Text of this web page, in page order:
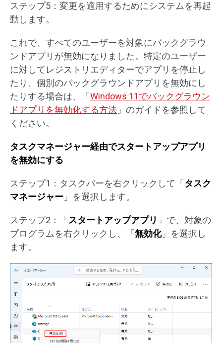
ステップ5：変更を適用するためにシステムを再起
動します。
これで、すべてのユーザーを対象にバックグラウ
ンドアプリが無効になりました。特定のユーザー
に対してレジストリエディターでアプリを停止し
たり、個別のバックグラウンドアプリを無効にし
たりする場合は、「 Windows 11でバックグラウン
ドアプリを無効化する方法 」のガイドを参照して
ください。
タスクマネージャー経由でスタートアップアプリ
を無効にする
ステップ1：タスクバーを右クリックして「 タスク
マネージャー 」を選択します。
ステップ2：「 スタートアップアプリ 」で、対象の
プログラムを右クリックし、「 無効化」を選択し
ます。